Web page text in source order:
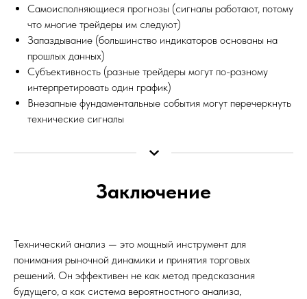
Самоисполняющиеся прогнозы (сигналы работают, потому
что многие трейдеры им следуют)
Запаздывание (большинство индикаторов основаны на
прошлых данных)
Субъективность (разные трейдеры могут по-разному
интерпретировать один график)
Внезапные фундаментальные события могут перечеркнуть
технические сигналы
Заключение
Технический анализ — это мощный инструмент для
понимания рыночной динамики и принятия торговых
решений. Он эффективен не как метод предсказания
будущего, а как система вероятностного анализа,